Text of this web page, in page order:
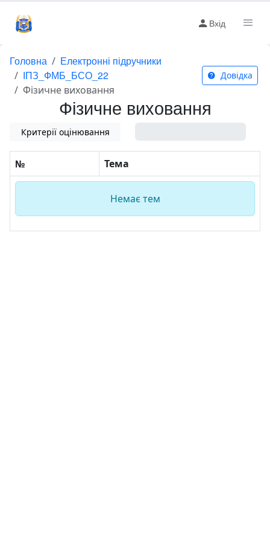
Вхід
Головна
Електронні підручники
ІПЗ_ФМБ_БСО_22
Фізичне виховання
Довідка
Фізичне виховання
Критерії оцінювання
№ Тема
Немає тем